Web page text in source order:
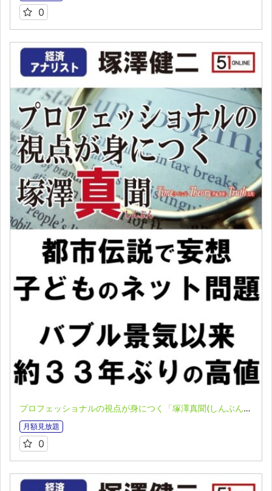
0
プロフェッショナルの視点が身につく「塚澤真聞(しんぶん)」(2023.05.29)
月額見放題
0